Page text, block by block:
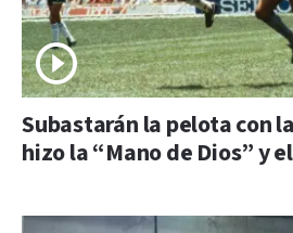
Subastarán la pelota con
hizo la “Mano de Dios” y